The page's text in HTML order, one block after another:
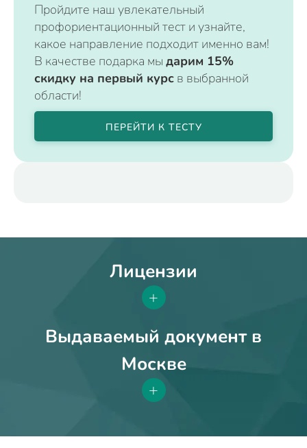
Пройдите наш увлекательный
профориентационный тест и узнайте,
какое направление подходит именно вам!
В качестве подарка мы дарим 15%
скидку на первый курс в выбранной
области!
ПЕРЕЙТИ К ТЕСТУ
Лицензии
+
Выдаваемый документ в
Москве
+